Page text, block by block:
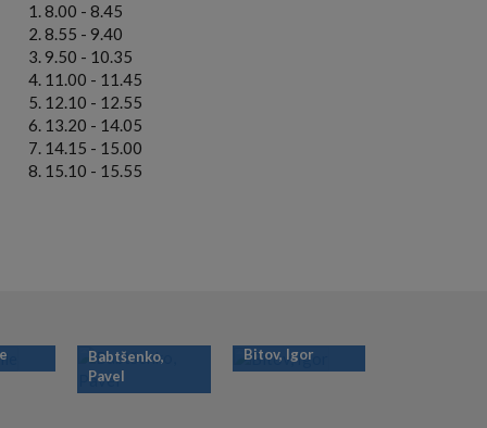
8.00 - 8.45
8.55 - 9.40
9.50 - 10.35
11.00 - 11.45
12.10 - 12.55
13.20 - 14.05
14.15 - 15.00
15.10 - 15.55
Babtšenko,
Pavel
Bitov, Igor